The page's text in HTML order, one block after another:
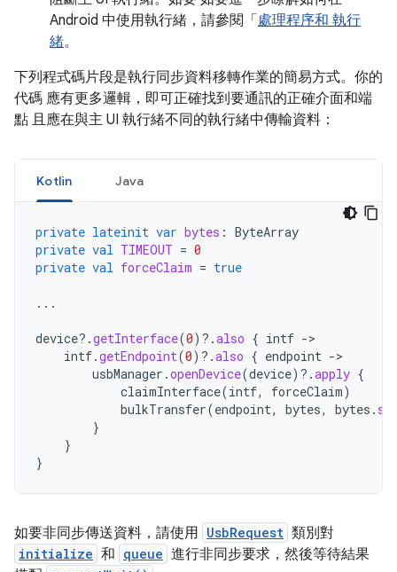
Android 中使用執行緒，請參閱「 處理程序和 執行
緒。
下列程式碼片段是執行同步資料移轉作業的簡易方式。你的
代碼 應有更多邏輯，即可正確找到要通訊的正確介面和端
點 且應在與主 UI 執行緒不同的執行緒中傳輸資料：
Kotlin Java
private lateinit var bytes : ByteArray
private val TIMEOUT = 0
private val forceClaim = true
...
device?.getInterface(0) ?.also { intf -
intf.getEndpoint(0) ?.also { endpoint -
usbManager .openDevice(device) ?.apply {
claimInterface(intf, forceClaim)
bulkTransfer(endpoint, bytes, bytes .
}
}
}
如要非同步傳送資料，請使用 UsbRequest 類別對
initialize 和 queue 進行非同步要求，然後等待結果